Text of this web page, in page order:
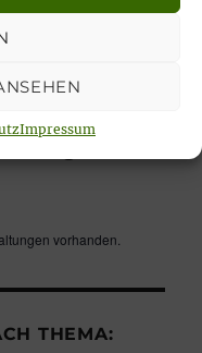
Impressum
vorhanden.
THEMA: